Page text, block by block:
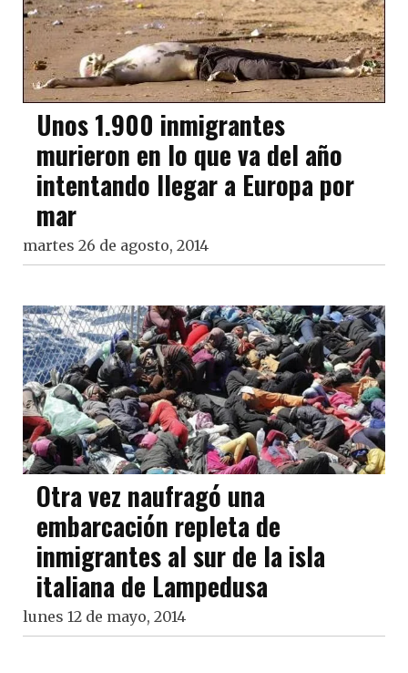
Unos 1.900 inmigrantes
murieron en lo que va del año
intentando llegar a Europa por
mar
martes 26 de agosto, 2014
Otra vez naufragó una
embarcación repleta de
inmigrantes al sur de la isla
italiana de Lampedusa
lunes 12 de mayo, 2014